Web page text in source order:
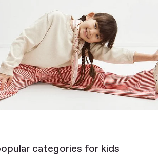
categories for kids